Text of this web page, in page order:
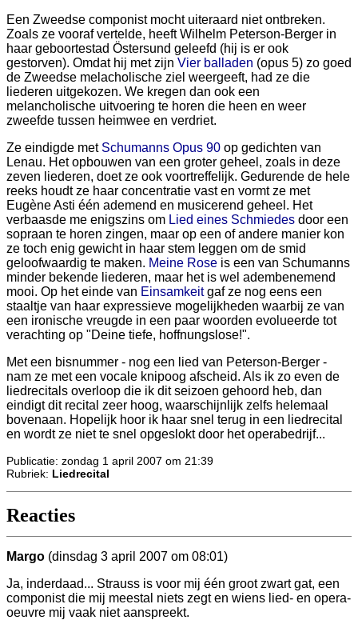
Een Zweedse componist mocht uiteraard niet ontbreken.
Zoals ze vooraf vertelde, heeft Wilhelm Peterson-Berger in
haar geboortestad Östersund geleefd (hij is er ook
gestorven). Omdat hij met zijn Vier balladen (opus 5) zo goed
de Zweedse melacholische ziel weergeeft, had ze die
liederen uitgekozen. We kregen dan ook een
melancholische uitvoering te horen die heen en weer
zweefde tussen heimwee en verdriet.
Ze eindigde met Schumanns Opus 90 op gedichten van
Lenau. Het opbouwen van een groter geheel, zoals in deze
zeven liederen, doet ze ook voortreffelijk. Gedurende de hele
reeks houdt ze haar concentratie vast en vormt ze met
Eugène Asti één ademend en musicerend geheel. Het
verbaasde me enigszins om Lied eines Schmiedes door een
sopraan te horen zingen, maar op een of andere manier kon
ze toch enig gewicht in haar stem leggen om de smid
geloofwaardig te maken. Meine Rose is een van Schumanns
minder bekende liederen, maar het is wel adembenemend
mooi. Op het einde van Einsamkeitgaf ze nog eens een
staaltje van haar expressieve mogelijkheden waarbij ze van
een ironische vreugde in een paar woorden evolueerde tot
verachting op "Deine tiefe, hoffnungslose!".
Met een bisnummer - nog een lied van Peterson-Berger -
nam ze met een vocale knipoog afscheid. Als ik zo even de
liedrecitals overloop die ik dit seizoen gehoord heb, dan
eindigt dit recital zeer hoog, waarschijnlijk zelfs helemaal
bovenaan. Hopelijk hoor ik haar snel terug in een liedrecital
en wordt ze niet te snel opgeslokt door het operabedrijf...
Publicatie: zondag 1 april 2007 om 21:39
Rubriek: Liedrecital
Reacties
Margo (dinsdag 3 april 2007 om 08:01)
Ja, inderdaad... Strauss is voor mij één groot zwart gat, een
componist die mij meestal niets zegt en wiens lied- en opera-
oeuvre mij vaak niet aanspreekt.